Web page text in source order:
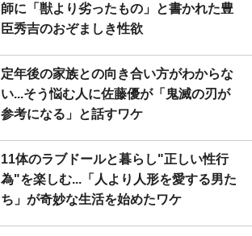
師に「獣より劣ったもの」と書かれた豊
臣秀吉のおぞましき性欲
定年後の家族との向き合い方がわからな
い...そう悩む人に佐藤優が「鬼滅の刃が
参考になる」と話すワケ
11体のラブドールと暮らし"正しい性行
為"を楽しむ...「人より人形を愛する男た
ち」が奇妙な生活を始めたワケ